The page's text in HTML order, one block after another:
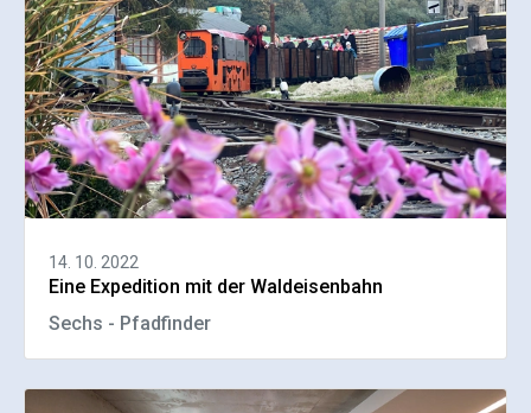
14. 10. 2022
Eine Expedition mit der Waldeisenbahn
Sechs - Pfadfinder